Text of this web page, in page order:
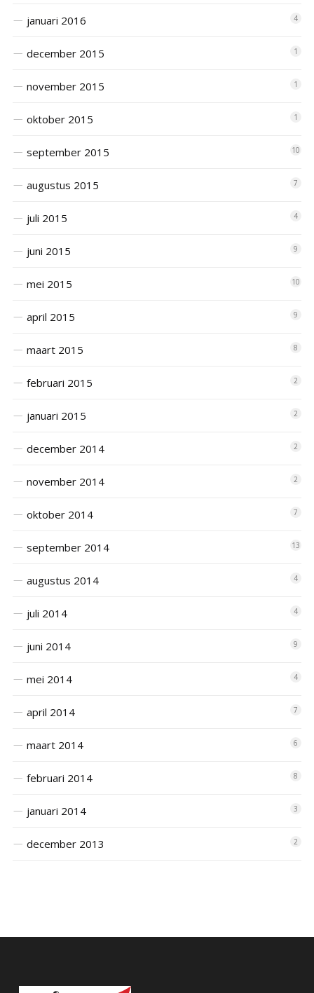
januari 2016 4
december 2015 1
november 2015 1
oktober 2015 1
september 2015 10
augustus 2015 7
juli 2015 4
juni 2015 9
mei 2015 10
april 2015 9
maart 2015 8
februari 2015 2
januari 2015 2
december 2014 2
november 2014 2
oktober 2014 7
september 2014 13
augustus 2014 4
juli 2014 4
juni 2014 9
mei 2014 4
april 2014 7
maart 2014 6
februari 2014 8
januari 2014 3
december 2013 2